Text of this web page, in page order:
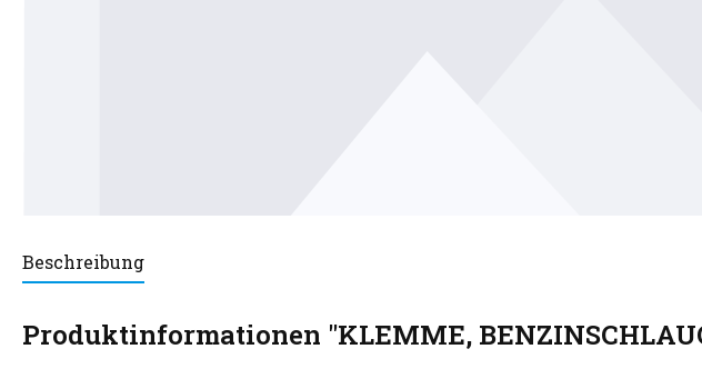
Beschreibung
Produktinformationen "KLEMME,